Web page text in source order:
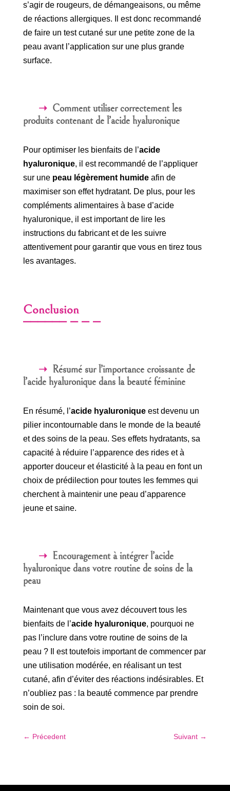
s’agir de rougeurs, de démangeaisons, ou même
de réactions allergiques. Il est donc recommandé
de faire un test cutané sur une petite zone de la
peau avant l’application sur une plus grande
surface.
Comment utiliser correctement les
produits contenant de l’acide hyaluronique
Pour optimiser les bienfaits de l’acide
hyaluronique, il est recommandé de l’appliquer
sur une peau légèrement humideafin de
maximiser son effet hydratant. De plus, pour les
compléments alimentaires à base d’acide
hyaluronique, il est important de lire les
instructions du fabricant et de les suivre
attentivement pour garantir que vous en tirez tous
les avantages.
Conclusion
Résumé sur l’importance croissante de
l’acide hyaluronique dans la beauté féminine
En résumé, l’acide hyaluroniqueest devenu un
pilier incontournable dans le monde de la beauté
et des soins de la peau. Ses effets hydratants, sa
capacité à réduire l’apparence des rides et à
apporter douceur et élasticité à la peau en font un
choix de prédilection pour toutes les femmes qui
cherchent à maintenir une peau d’apparence
jeune et saine.
Encouragement à intégrer l’acide
hyaluronique dans votre routine de soins de la
peau
Maintenant que vous avez découvert tous les
bienfaits de l’acide hyaluronique, pourquoi ne
pas l’inclure dans votre routine de soins de la
peau ? Il est toutefois important de commencer par
une utilisation modérée, en réalisant un test
cutané, afin d’éviter des réactions indésirables. Et
n’oubliez pas : la beauté commence par prendre
soin de soi.
← Précedent Suivant →